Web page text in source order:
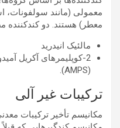
معمولی (مانند سولفونات،
معطر) هستند. دو کندکننده
مالئیک انیدرید
(AMPS).
ترکیبات غیر آلی
مکانیسم تأخیر ترکیبات